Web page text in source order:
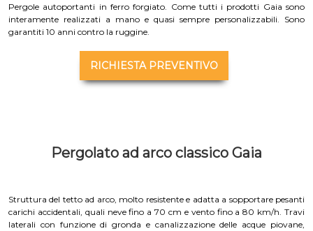
Pergole autoportanti in ferro forgiato. Come tutti i prodotti Gaia sono
interamente realizzati a mano e quasi sempre personalizzabili. Sono
garantiti 10 anni contro la ruggine.
RICHIESTA PREVENTIVO
Pergolato ad arco classico Gaia
Struttura del tetto ad arco, molto resistente e adatta a sopportare pesanti
carichi accidentali, quali neve fino a 70 cm e vento fino a 80 km/h. Travi
laterali con funzione di gronda e canalizzazione delle acque piovane,